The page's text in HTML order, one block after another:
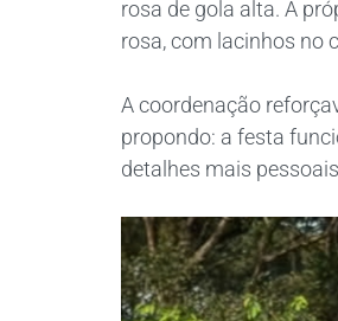
rosa de gola alta. A
rosa, com lacinhos no
A coordenação
propondo: a festa
detalhes mais